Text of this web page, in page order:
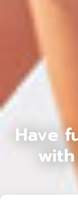
Have